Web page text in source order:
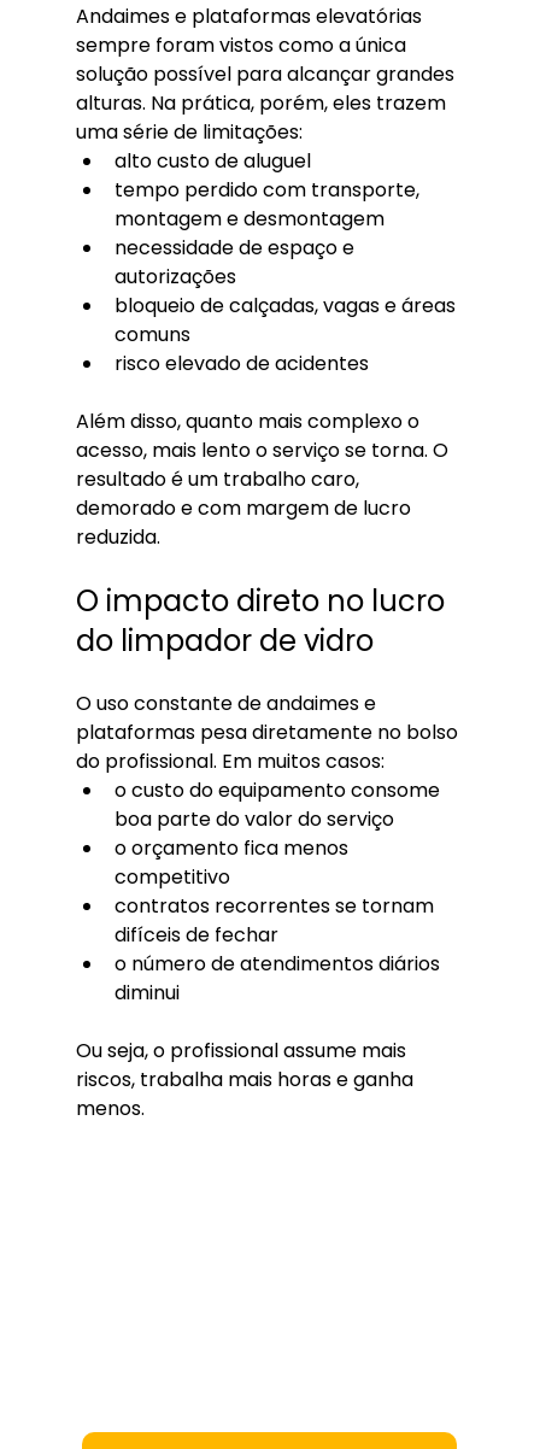
Andaimes e plataformas elevatórias
sempre foram vistos como a única
solução possível para alcançar grandes
alturas. Na prática, porém, eles trazem
uma série de limitações:
alto custo de aluguel
tempo perdido com transporte,
montagem e desmontagem
necessidade de espaço e
autorizações
bloqueio de calçadas, vagas e áreas
comuns
risco elevado de acidentes
Além disso, quanto mais complexo o
acesso, mais lento o serviço se torna. O
resultado é um trabalho caro,
demorado e com margem de lucro
reduzida.
O impacto direto no lucro
do limpador de vidro
O uso constante de andaimes e
plataformas pesa diretamente no bolso
do profissional. Em muitos casos:
o custo do equipamento consome
boa parte do valor do serviço
o orçamento fica menos
competitivo
contratos recorrentes se tornam
difíceis de fechar
o número de atendimentos diários
diminui
Ou seja, o profissional assume mais
riscos, trabalha mais horas e ganha
menos.